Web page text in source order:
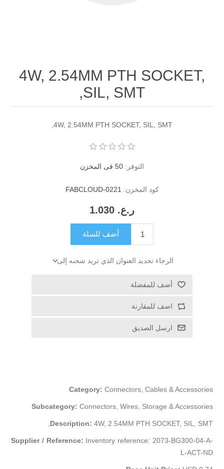
4W, 2.54MM PTH SOCKET,
SIL, SMT,
4W, 2.54MM PTH SOCKET, SIL, SMT,
التوفر: 50 فى المخزن
كود المخزن: FABCLOUD-0221
ر.ع.‏‏ 1.030
أضف للسلة
الرجاء تحديد العنوان الذي تريد شحنه إلى
أضف للمفضلة
اضف للمقارنة
ارسل الصديق
Category: Connectors, Cables & Accessories
Subcategory: Connectors, Wires, Storage & Accessories
Description: 4W, 2.54MM PTH SOCKET, SIL, SMT,
Supplier / Reference: Inventory reference: 2073-BG300-04-A-
L-ACT-ND